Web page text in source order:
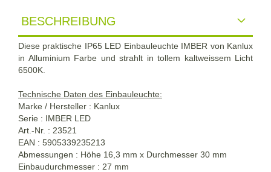
BESCHREIBUNG
Diese praktische IP65 LED Einbauleuchte IMBER von Kanlux
in Alluminium Farbe und strahlt in tollem kaltweissem Licht
6500K.
Technische Daten des Einbauleuchte:
Marke / Hersteller : Kanlux
Serie : IMBER LED
Art.-Nr. : 23521
EAN : 5905339235213
Abmessungen : Höhe 16,3 mm x Durchmesser 30 mm
Einbaudurchmesser : 27 mm